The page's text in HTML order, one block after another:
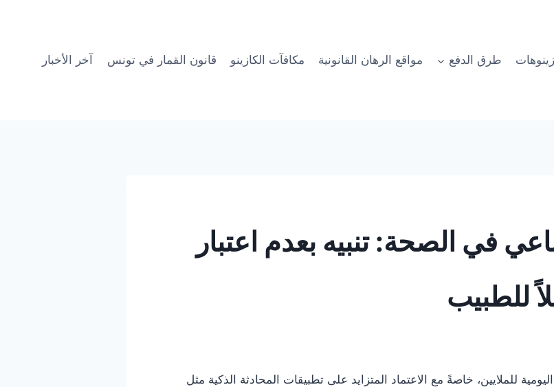
طرق الدفع مواقع الرهان القانونية مكافآت الكازينو قانون القمار في تونس آخر الأخبار
في الصحة: تنبيه بعدم اعتبار
للطبيب
للملايين، خاصةً مع الاعتماد المتزايد على تطبيقات المحادثة الذكية مثل